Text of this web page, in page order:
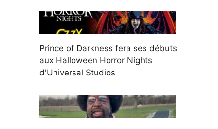
Prince of Darkness fera ses débuts
aux Halloween Horror Nights
d'Universal Studios